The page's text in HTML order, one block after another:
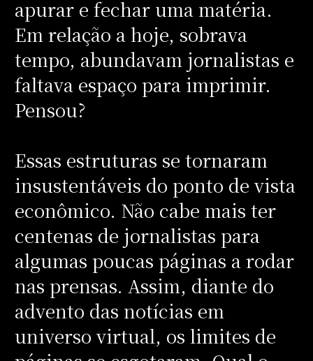
apurar e fechar uma matéria.
Em relação a hoje, sobrava
tempo, abundavam jornalistas e
faltava espaço para imprimir.
Pensou?
Essas estruturas se tornaram
insustentáveis do ponto de vista
econômico. Não cabe mais ter
centenas de jornalistas para
algumas poucas páginas a rodar
nas prensas. Assim, diante do
advento das notícias em
universo virtual, os limites de